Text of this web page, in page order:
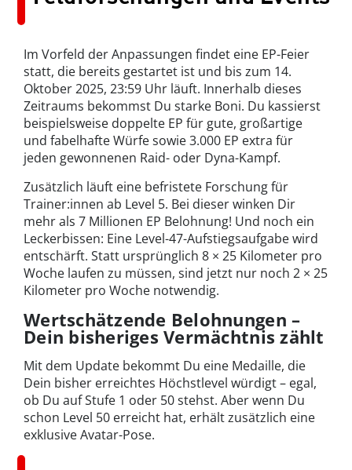
Im Vorfeld der Anpassungen findet eine EP-Feier
statt, die bereits gestartet ist und bis zum 14.
Oktober 2025, 23:59 Uhr läuft. Innerhalb dieses
Zeitraums bekommst Du starke Boni. Du kassierst
beispielsweise doppelte EP für gute, großartige
und fabelhafte Würfe sowie 3.000 EP extra für
jeden gewonnenen Raid- oder Dyna-Kampf.
Zusätzlich läuft eine befristete Forschung für
Trainer:innen ab Level 5. Bei dieser winken Dir
mehr als 7 Millionen EP Belohnung! Und noch ein
Leckerbissen: Eine Level-47-Aufstiegsaufgabe wird
entschärft. Statt ursprünglich 8 × 25 Kilometer pro
Woche laufen zu müssen, sind jetzt nur noch 2 × 25
Kilometer pro Woche notwendig.
Wertschätzende Belohnungen –
Dein bisheriges Vermächtnis zählt
Mit dem Update bekommt Du eine Medaille, die
Dein bisher erreichtes Höchstlevel würdigt – egal,
ob Du auf Stufe 1 oder 50 stehst. Aber wenn Du
schon Level 50 erreicht hat, erhält zusätzlich eine
exklusive Avatar-Pose.